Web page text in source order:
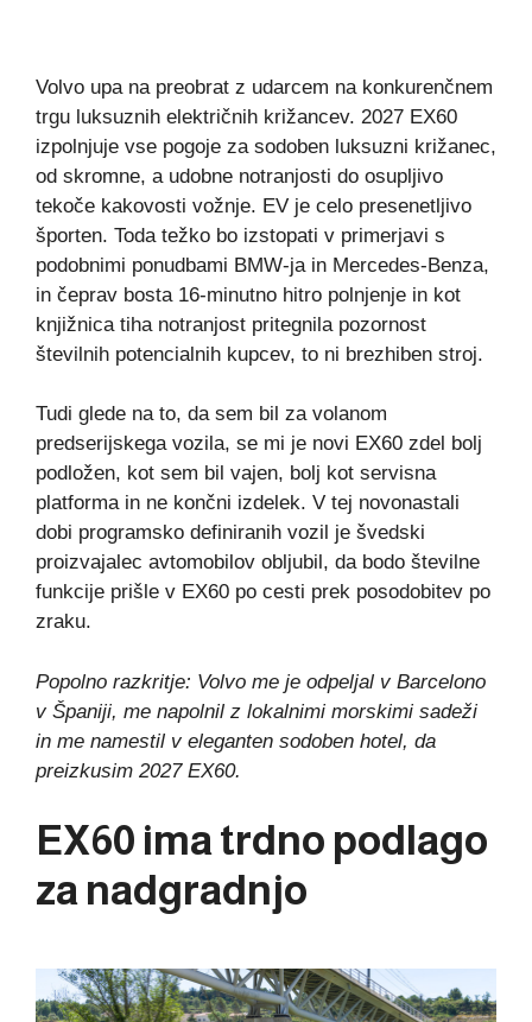
Volvo upa na preobrat z udarcem na konkurenčnem
trgu luksuznih električnih križancev. 2027 EX60
izpolnjuje vse pogoje za sodoben luksuzni križanec,
od skromne, a udobne notranjosti do osupljivo
tekoče kakovosti vožnje. EV je celo presenetljivo
športen. Toda težko bo izstopati v primerjavi s
podobnimi ponudbami BMW-ja in Mercedes-Benza,
in čeprav bosta 16-minutno hitro polnjenje in kot
knjižnica tiha notranjost pritegnila pozornost
številnih potencialnih kupcev, to ni brezhiben stroj.
Tudi glede na to, da sem bil za volanom
predserijskega vozila, se mi je novi EX60 zdel bolj
podložen, kot sem bil vajen, bolj kot servisna
platforma in ne končni izdelek. V tej novonastali
dobi programsko definiranih vozil je švedski
proizvajalec avtomobilov obljubil, da bodo številne
funkcije prišle v EX60 po cesti prek posodobitev po
zraku.
Popolno razkritje: Volvo me je odpeljal v Barcelono
v Španiji, me napolnil z lokalnimi morskimi sadeži
in me namestil v eleganten sodoben hotel, da
preizkusim 2027 EX60.
EX60 ima trdno podlago
za nadgradnjo